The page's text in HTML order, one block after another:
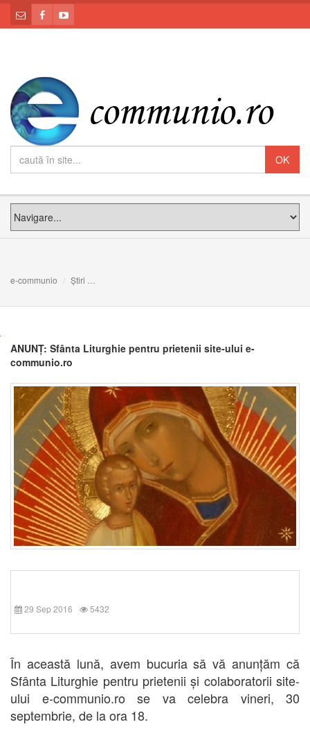
e-communio Știri
ANUNȚ: Sfânta Liturghie pentru prietenii site-ului e-
communio.ro
29 Sep 2016 5432
În această lună, avem bucuria să vă anunțăm că
Sfânta Liturghie pentru prietenii și colaboratorii site-
ului e-communio.ro se va celebra vineri, 30
septembrie, de la ora 18.